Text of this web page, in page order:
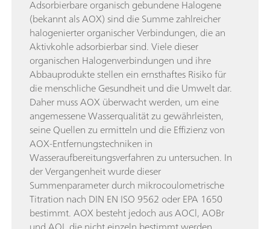
Adsorbierbare organisch gebundene Halogene
(bekannt als AOX) sind die Summe zahlreicher
halogenierter organischer Verbindungen, die an
Aktivkohle adsorbierbar sind. Viele dieser
organischen Halogenverbindungen und ihre
Abbauprodukte stellen ein ernsthaftes Risiko für
die menschliche Gesundheit und die Umwelt dar.
Daher muss AOX überwacht werden, um eine
angemessene Wasserqualität zu gewährleisten,
seine Quellen zu ermitteln und die Effizienz von
AOX-Entfernungstechniken in
Wasseraufbereitungsverfahren zu untersuchen. In
der Vergangenheit wurde dieser
Summenparameter durch mikrocoulometrische
Titration nach DIN EN ISO 9562 oder EPA 1650
bestimmt. AOX besteht jedoch aus AOCl, AOBr